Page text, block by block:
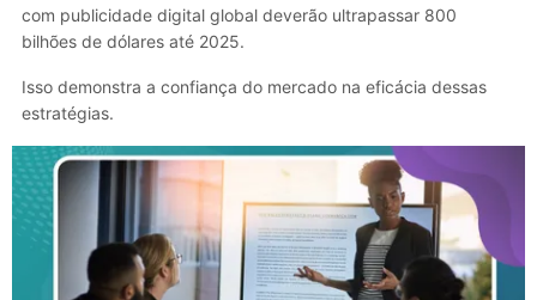
com publicidade digital global deverão ultrapassar 800
bilhões de dólares até 2025.
Isso demonstra a confiança do mercado na eficácia dessas
estratégias.